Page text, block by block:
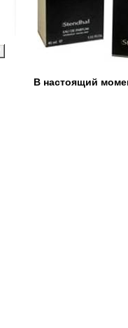
В настоящий